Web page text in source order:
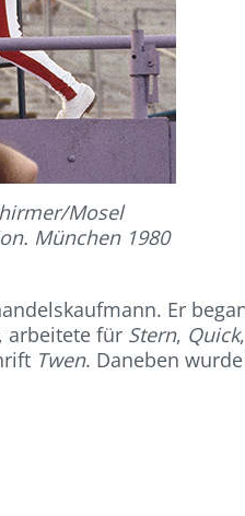
Mosel
München 1980
Er
arbeitete für Stern, Quick,
Twen. Daneben